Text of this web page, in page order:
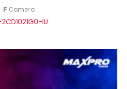
IP Camera
IU